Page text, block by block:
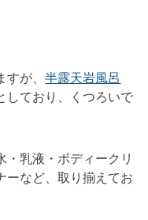
すが、半露天岩風呂
しており、くつろいで
・乳液・ボディークリ
ーなど、取り揃えてお